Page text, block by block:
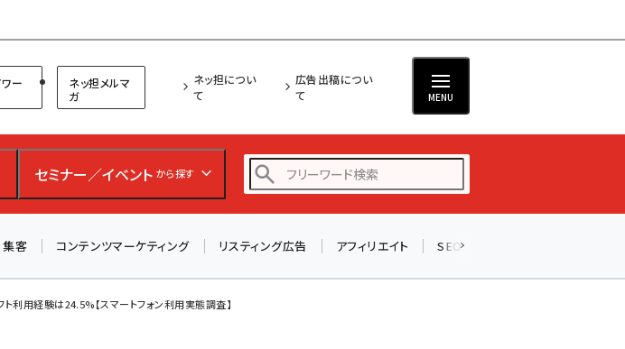
ー
ネッ担メルマ
ガ
ネッ担につい
て
広告出稿につい
て
MENU
セミナー／イベント から探す
集客 コンテンツマーケティング リスティング広告 アフィリエイト SEO
用経験は24.5%【スマートフォン利用実態調査】
打つべき「次の一手」とは？
UA責任者が登壇のリアルECセ
）【交流会も実施】